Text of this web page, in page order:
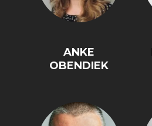
ANKE
OBENDIEK